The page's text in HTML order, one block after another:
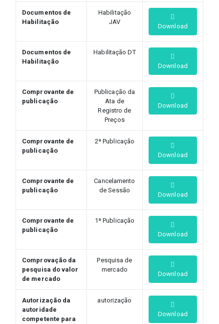
Documentos de
Habilitação
Habilitação
JAV
Download
Documentos de
Habilitação
Habilitação DT
Download
Comprovante de
publicação
Publicação da
Ata de
Registro de
Preços
Download
Comprovante de
publicação
2ª Publicação
Download
Comprovante de
publicação
Cancelamento
de Sessão
Download
Comprovante de
publicação
1ª Publicação
Download
Comprovação da
pesquisa do valor
de mercado
Pesquisa de
mercado
Download
Autorização da
autoridade
competente para
autorização
Download